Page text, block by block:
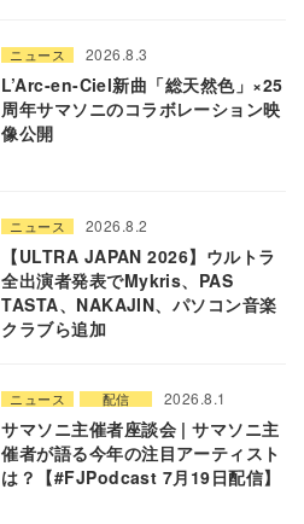
ニュース 2026.8.3
L’Arc-en-Ciel新曲「総天然色」×25
周年サマソニのコラボレーション映
像公開
ニュース 2026.8.2
【ULTRA JAPAN 2026】ウルトラ
全出演者発表でMykris、PAS
TASTA、NAKAJIN、パソコン音楽
クラブら追加
ニュース 配信 2026.8.1
サマソニ主催者座談会 | サマソニ主
催者が語る今年の注目アーティスト
は？【#FJPodcast 7月19日配信】